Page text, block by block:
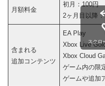
月額料金
初月：100円
2ヶ月目以降
含まれる
追加コンテンツ
EA Play
Xbox Live Gold
Xbox Cloud
ゲーム内の限
ゲームや追加
スクロ